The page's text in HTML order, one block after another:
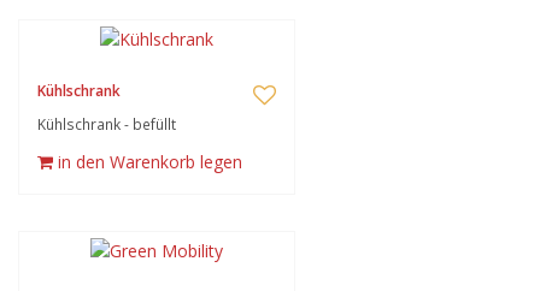
Kühlschrank
Kühlschrank - befüllt
in den Warenkorb legen